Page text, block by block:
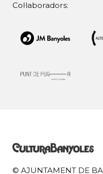
Col·laboradors:
© AJUNTAMENT DE